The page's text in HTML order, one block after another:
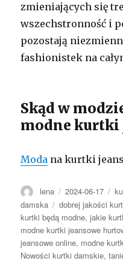
zmieniających się
wszechstronność i
pozostają
fashionistek na
Skąd w
modne kurtki
Moda na kurtki
Autor
lena Opublikowano
2024-06-17
damska
Tagi
dobrej jakości
kurtki będą modne,jakie
modne kurtki jeansowe
jeansowe online, modne
Nowości kurtki damskie,